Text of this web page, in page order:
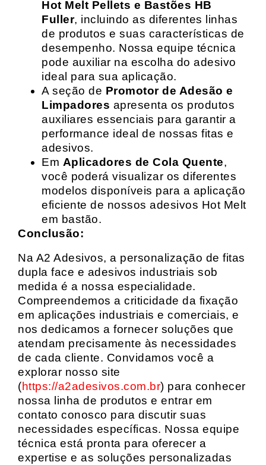
Hot Melt Pellets e Bastões HB
Fuller, incluindo as diferentes linhas
de produtos e suas características de
desempenho. Nossa equipe técnica
pode auxiliar na escolha do adesivo
ideal para sua aplicação.
A seção de Promotor de Adesão e
Limpadores apresenta os produtos
auxiliares essenciais para garantir a
performance ideal de nossas fitas e
adesivos.
Em Aplicadores de Cola Quente,
você poderá visualizar os diferentes
modelos disponíveis para a aplicação
eficiente de nossos adesivos Hot Melt
em bastão.
Conclusão:
Na A2 Adesivos, a personalização de fitas
dupla face e adesivos industriais sob
medida é a nossa especialidade.
Compreendemos a criticidade da fixação
em aplicações industriais e comerciais, e
nos dedicamos a fornecer soluções que
atendam precisamente às necessidades
de cada cliente. Convidamos você a
explorar nosso site
(https://a2adesivos.com.br) para conhecer
nossa linha de produtos e entrar em
contato conosco para discutir suas
necessidades específicas. Nossa equipe
técnica está pronta para oferecer a
expertise e as soluções personalizadas